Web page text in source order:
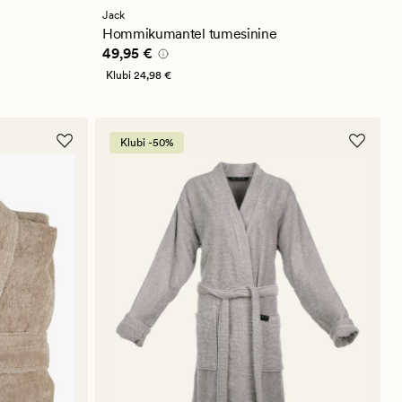
hinnanguga
4.5
Jack
Hommikumantel tumesinine
Pris_ee 49,95 €
49,95 €
Klubi 24,98 €
Klubi -50%